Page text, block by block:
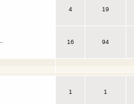
4 19
16 94
1 1